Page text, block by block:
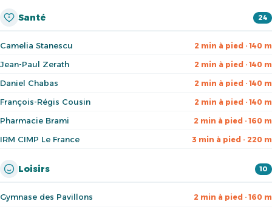
Santé 24
Camelia Stanescu 2 min à pied · 140 m
Jean-Paul Zerath 2 min à pied · 140 m
Daniel Chabas 2 min à pied · 140 m
François-Régis Cousin 2 min à pied · 140 m
Pharmacie Brami 2 min à pied · 160 m
IRM CIMP Le France 3 min à pied · 220 m
Loisirs 10
Gymnase des Pavillons 2 min à pied · 160 m